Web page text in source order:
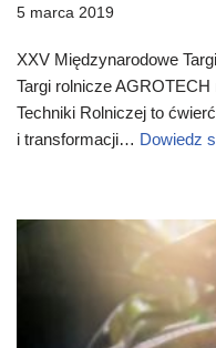
5 marca 2019
XXV Międzynarodowe
Targi rolnicze
Techniki Rolniczej to
i transformacji… Dowiedz